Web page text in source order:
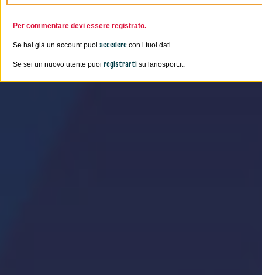
Per commentare devi essere registrato.
Se hai già un account puoi accedere con i tuoi dati.
Se sei un nuovo utente puoi registrarti su lariosport.it.